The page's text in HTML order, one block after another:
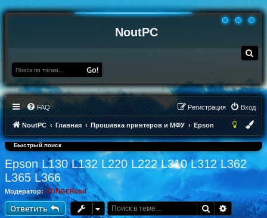
NoutPC
о
Go!
FAQ Вход
Регистрация
NoutPC Главная Прошивка принтеров и МФУ Epson
Быстрый поиск
Epson L130 L132 L220 L222 L310 L312 L362
L365 L366
Модератор: STINGERcod
Ответить Поиск